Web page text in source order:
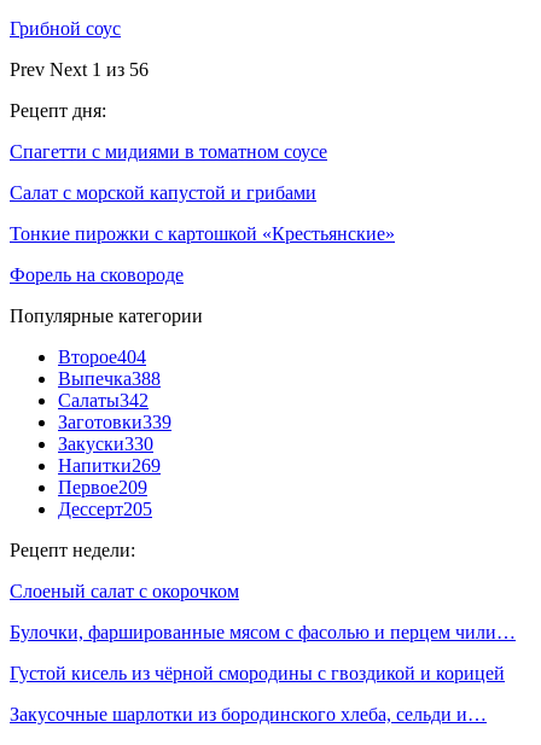
Грибной соус
Prev Next 1 из 56
Рецепт дня:
Спагетти с мидиями в томатном соусе
Салат с морской капустой и грибами
Тонкие пирожки с картошкой «Крестьянские»
Форель на сковороде
Популярные категории
Второе404
Выпечка388
Салаты342
Заготовки339
Закуски330
Напитки269
Первое209
Дессерт205
Рецепт недели:
Слоеный салат с окорочком
Булочки, фаршированные мясом с фасолью и перцем чили…
Густой кисель из чёрной смородины с гвоздикой и корицей
Закусочные шарлотки из бородинского хлеба, сельди и…